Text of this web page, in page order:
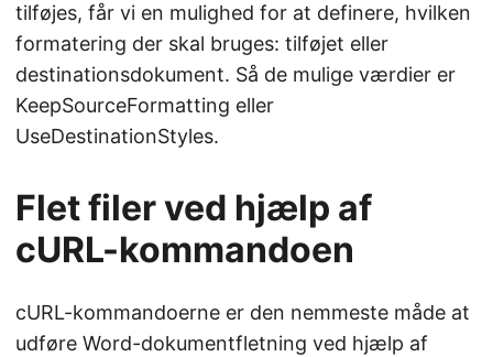
tilføjes, får vi en mulighed for at definere, hvilken
formatering der skal bruges: tilføjet eller
destinationsdokument. Så de mulige værdier er
KeepSourceFormatting eller
UseDestinationStyles.
Flet filer ved hjælp af
cURL-kommandoen
cURL-kommandoerne er den nemmeste måde at
udføre Word-dokumentfletning ved hjælp af